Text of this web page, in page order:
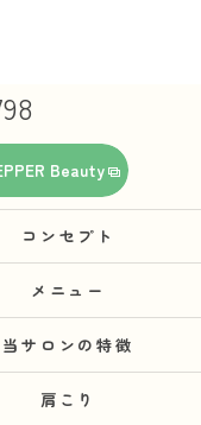
Beauty
コンセプト
メニュー
当サロンの特徴
肩こり